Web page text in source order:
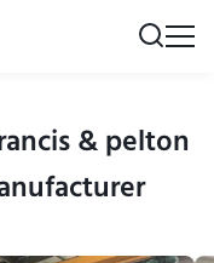
& pelton